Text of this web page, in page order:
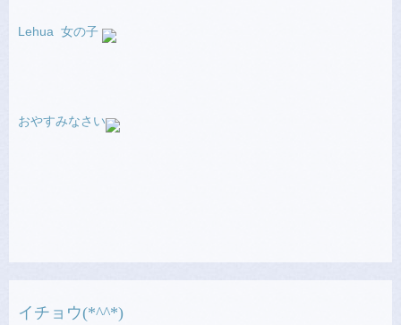
Lehua 女の子
おやすみなさい
イチョウ(*^^*)